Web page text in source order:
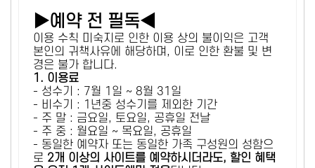
▶예약 전 필독◀
이용 수칙 미숙지로 인한 이용 상의 불이익은 고객
본인의 귀책사유에 해당하며, 이로 인한 환불 및 변
경은 불가 합니다.
1. 이용료
- 성수기 : 7월 1일 ~ 8월 31일
- 비수기 : 1년중 성수기를 제외한 기간
- 주 말 : 금요일, 토요일, 공휴일 전날
- 주 중 : 월요일 ~ 목요일, 공휴일
- 동일한 예약자 또는 동일한 가족 구성원의 성함으
로 2개 이상의 사이트를 예약하시더라도, 할인 혜택